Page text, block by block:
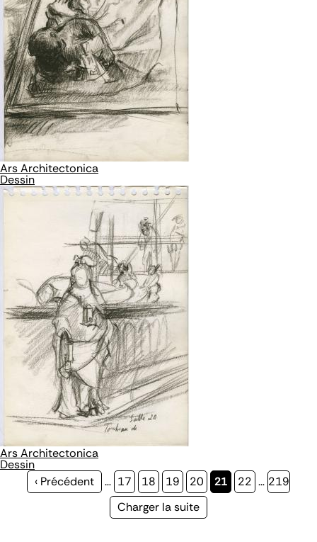
Ars Architectonica
Dessin
Ars Architectonica
Dessin
Page
‹ Précédent … Page
17 Page
18 Page
19 Page
20
Page
21 Page
22 … Page
219
Page
Charger la suite